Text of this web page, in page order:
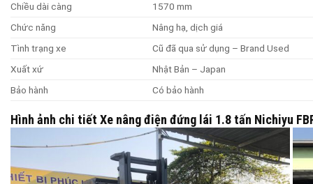
Chiều dài càng
1570 mm
Chức năng
Nâng hạ, dịch giá
Tình trạng xe
Cũ đã qua sử dụng – Brand Used
Xuất xứ
Nhật Bản – Japan
Bảo hành
Có bảo hành
Hình ảnh chi tiết Xe nâng điện đứng lái 1.8 tấn Nichiyu